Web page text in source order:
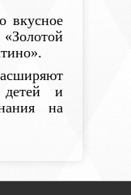
вкусное
детей и
на